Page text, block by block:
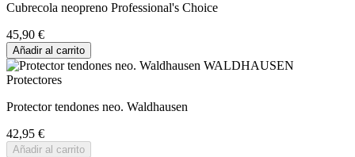
Cubrecola neopreno Professional's Choice
45,90 €
Añadir al carrito
Protectores
Protector tendones neo. Waldhausen
42,95 €
Añadir al carrito